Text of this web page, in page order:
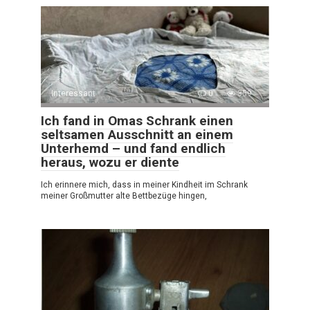
Interessant 0 359
Ich fand in Omas Schrank einen
seltsamen Ausschnitt an einem
Unterhemd – und fand endlich
heraus, wozu er diente
Ich erinnere mich, dass in meiner Kindheit im Schrank
meiner Großmutter alte Bettbezüge hingen,